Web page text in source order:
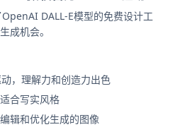
DALL-E模型的免费设计工
成机会。
，理解力和创造力出色
合写实风格
辑和优化生成的图像